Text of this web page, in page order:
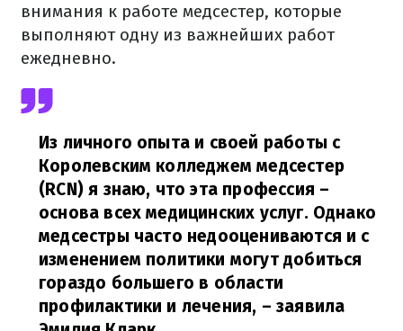
внимания к работе медсестер, которые
выполняют одну из важнейших работ
ежедневно.
Из личного опыта и своей работы с
Королевским колледжем медсестер
(RCN) я знаю, что эта профессия –
основа всех медицинских услуг. Однако
медсестры часто недооцениваются и с
изменением политики могут добиться
гораздо большего в области
профилактики и лечения, – заявила